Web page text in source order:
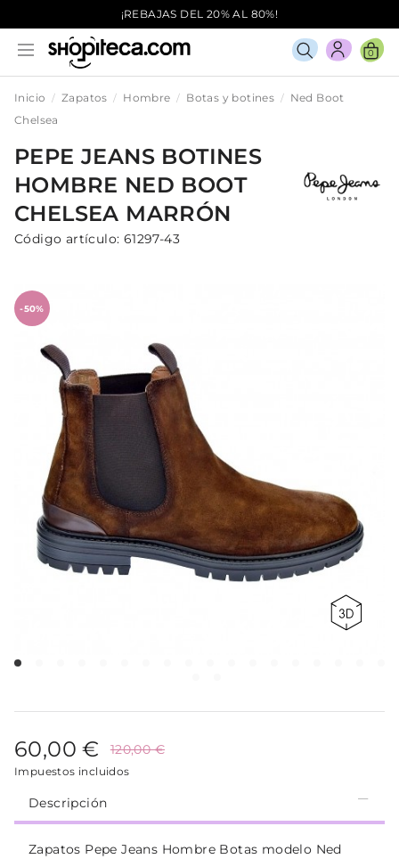
¡REBAJAS DEL 20% AL 80%!
0
Inicio Zapatos Hombre Botas y botines
Ned Boot
Chelsea
PEPE JEANS BOTINES
HOMBRE NED BOOT
CHELSEA MARRÓN
Código artículo: 61297-43
-50%
60,00 € 120,00 €
Impuestos incluidos
Descripción
Zapatos Pepe Jeans Hombre Botas modelo Ned